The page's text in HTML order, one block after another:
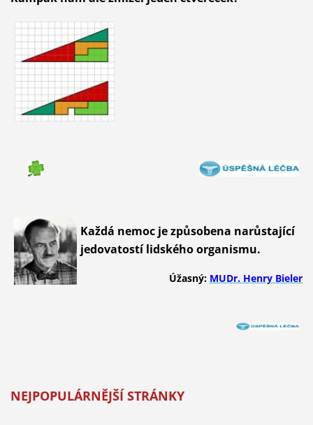
Každá nemoc je způsobena narůstající
jedovatostí lidského organismu.
Úžasný: MUDr. Henry Bieler
NEJPOPULÁRNĚJŠÍ STRÁNKY